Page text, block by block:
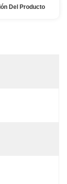
Del Producto